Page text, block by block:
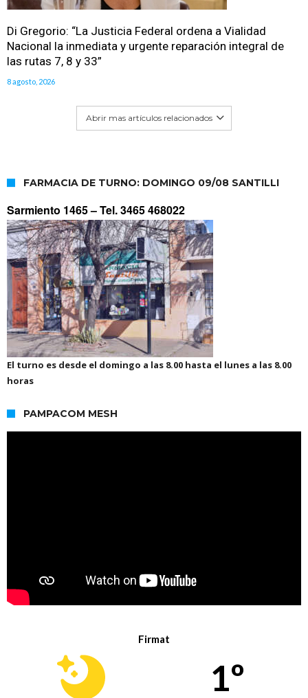
Di Gregorio: “La Justicia Federal ordena a Vialidad
Nacional la inmediata y urgente reparación integral de
las rutas 7, 8 y 33”
8 agosto, 2026
Abrir mas artículos relacionados
FARMACIA DE TURNO: DOMINGO 09/08 SANTILLI
Sarmiento 1465 –Tel. 3465 468022
El turno es desde el domingo a las 8.00 hasta el lunes a las 8.00
horas
PAMPACOM MESH
Firmat
1º